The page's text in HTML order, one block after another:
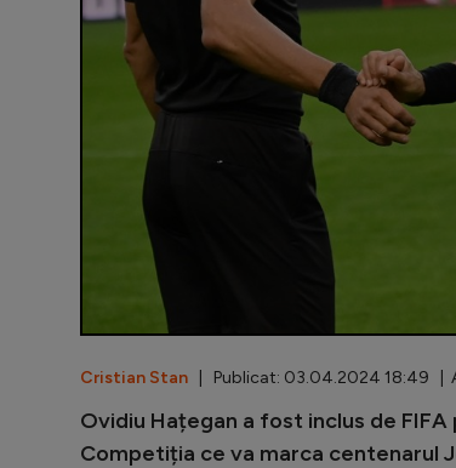
Cristian Stan | Publicat: 03.04.2024 18:49 |
Ovidiu Hațegan a fost inclus de
Competiția ce va marca centenarul